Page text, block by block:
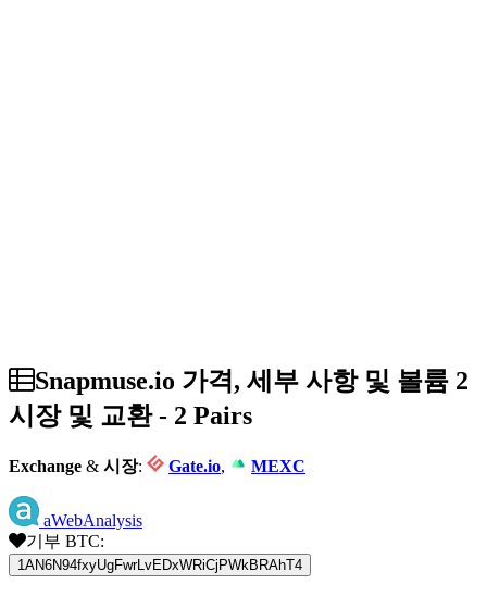
Snapmuse.io 가격, 세부 사항 및 볼륨 2
시장 및 교환 - 2 Pairs
Exchange & 시장: Gate.io, MEXC
aWebAnalysis
기부 BTC:
1AN6N94fxyUgFwrLvEDxWRiCjPWkBRAhT4